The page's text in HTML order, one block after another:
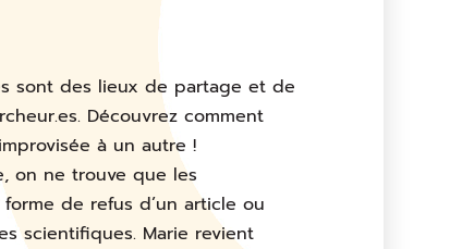
sont des lieux de partage et de
Découvrez comment
à un autre !
on ne trouve que les
de refus d’un article ou
scientifiques. Marie revient